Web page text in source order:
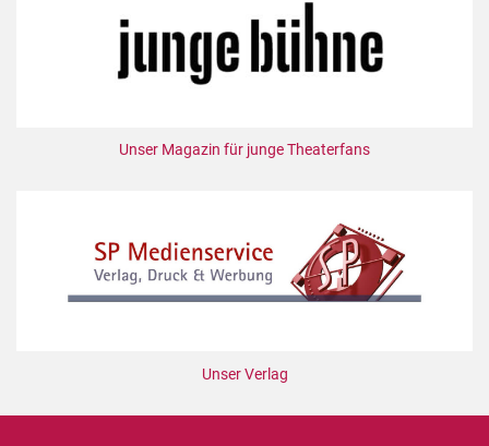
Unser Magazin für junge Theaterfans
Unser Verlag